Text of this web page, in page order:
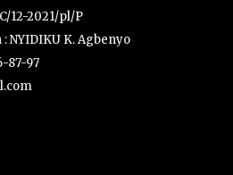
12-2021/pl/P
NYIDIKU K. Agbenyo
87-97